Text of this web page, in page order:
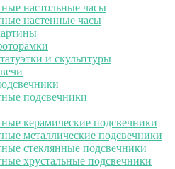
настольные часы
настенные часы
и скульптуры
подсвечники
керамические подсвечники
металлические подсвечники
стеклянные подсвечники
хрустальные подсвечники